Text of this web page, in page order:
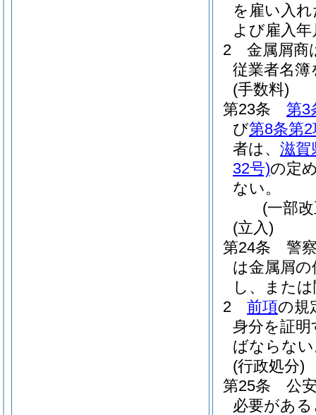
を雇い入
よび雇入
2
金属屑商
従業者名
(手数料)
第23条
第3
び第8条第2
者は、 滋賀
32号)の定
ない。
(一部
(立入)
第24条
警
は金属屑
し、また
2
前項の規
身分を証
ばならな
(行政処分)
第25条
公
必要があ